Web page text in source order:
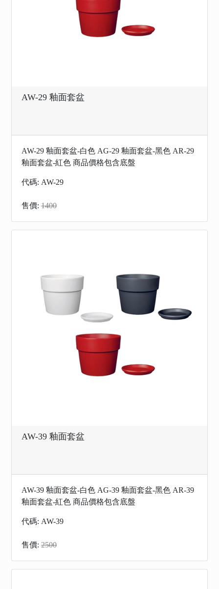
AW-29 釉面套盆
AW-29 釉面套盆-白色 AG-29 釉面套盆-黑色 AR-29
釉面套盆-紅色 商品價格包含底盤
代碼: AW-29
售價: 1400
AW-39 釉面套盆
AW-39 釉面套盆-白色 AG-39 釉面套盆-黑色 AR-39
釉面套盆-紅色 商品價格包含底盤
代碼: AW-39
售價: 2500